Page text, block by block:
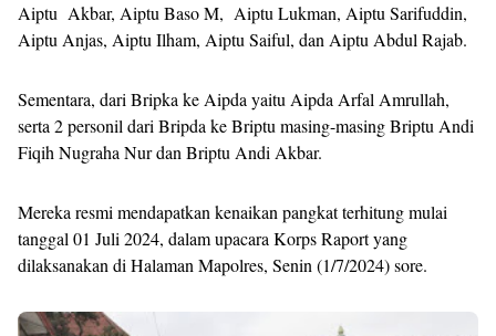
Aiptu Akbar, Aiptu Baso M, Aiptu Lukman, Aiptu Sarifuddin,
Aiptu Anjas, Aiptu Ilham, Aiptu Saiful, dan Aiptu Abdul Rajab.
Sementara, dari Bripka ke Aipda yaitu Aipda Arfal Amrullah,
serta 2 personil dari Bripda ke Briptu masing-masing Briptu Andi
Fiqih Nugraha Nur dan Briptu Andi Akbar.
Mereka resmi mendapatkan kenaikan pangkat terhitung mulai
tanggal 01 Juli 2024, dalam upacara Korps Raport yang
dilaksanakan di Halaman Mapolres, Senin (1/7/2024) sore.